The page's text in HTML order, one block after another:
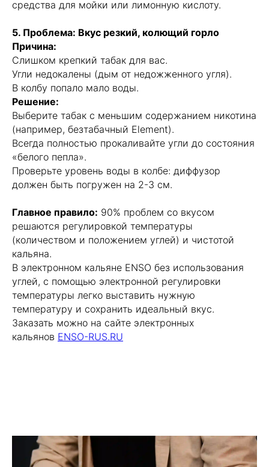
средства для мойки или лимонную кислоту.
5. Проблема: Вкус резкий, колющий горло
Причина:
Слишком крепкий табак для вас.
Угли недокалены (дым от недожженного угля).
В колбу попало мало воды.
Решение:
Выберите табак с меньшим содержанием никотина
(например, безтабачный Element).
Всегда полностью прокаливайте угли до состояния
«белого пепла».
Проверьте уровень воды в колбе: диффузор
должен быть погружен на 2-3 см.
Главное правило: 90% проблем со вкусом
решаются регулировкой температуры
(количеством и положением углей) и чистотой
кальяна.
В электронном кальяне ENSO без использования
углей, с помощью электронной регулировки
температуры легко выставить нужную
температуру и сохранить идеальный вкус.
Заказать можно на сайте электронных
кальянов ENSO-RUS.RU